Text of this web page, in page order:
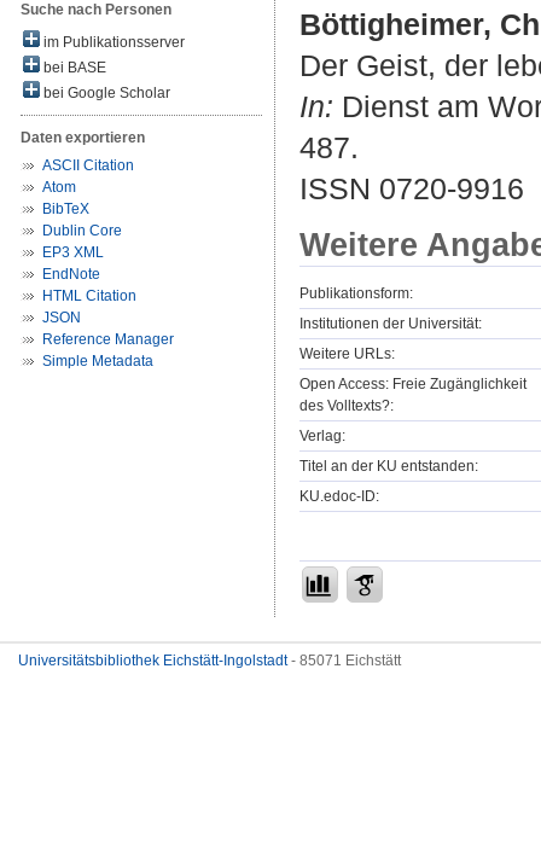
Suche nach Personen
im Publikationsserver
bei BASE
bei Google Scholar
Daten exportieren
ASCII Citation
Atom
BibTeX
Dublin Core
EP3 XML
EndNote
HTML Citation
JSON
Reference Manager
Simple Metadata
Böttigheimer,
Der Geist, der
In: Dienst am
487.
ISSN 0720-9916
Weitere
Publikationsform:
Institutionen der Universität:
Weitere URLs:
Open Access: Freie Zugänglichkeit
des Volltexts?:
Verlag:
Titel an der KU entstanden:
KU.edoc-ID:
Universitätsbibliothek Eichstätt-Ingolstadt- 85071 Eichstätt